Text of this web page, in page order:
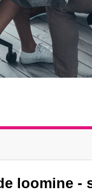
loomine -